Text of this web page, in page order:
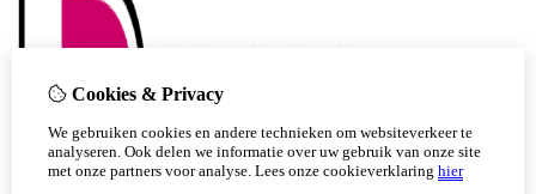
Cookies & Privacy
We gebruiken cookies en andere technieken om websiteverkeer te
analyseren. Ook delen we informatie over uw gebruik van onze site
met onze partners voor analyse. Lees onze cookieverklaring hier